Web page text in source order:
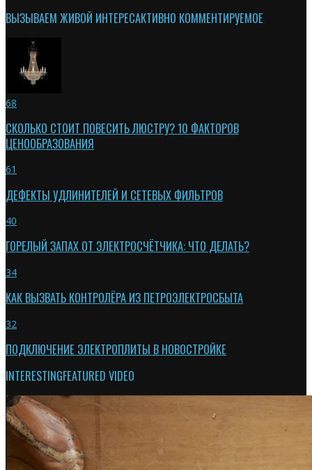
ВЫЗЫВАЕМ ЖИВОЙ ИНТЕРЕСАКТИВНО КОММЕНТИРУЕМОЕ
68
СКОЛЬКО СТОИТ ПОВЕСИТЬ ЛЮСТРУ? 10 ФАКТОРОВ
ЦЕНООБРАЗОВАНИЯ
61
ДЕФЕКТЫ УДЛИНИТЕЛЕЙ И СЕТЕВЫХ ФИЛЬТРОВ
40
ГОРЕЛЫЙ ЗАПАХ ОТ ЭЛЕКТРОСЧЁТЧИКА: ЧТО ДЕЛАТЬ?
34
КАК ВЫЗВАТЬ КОНТРОЛЁРА ИЗ ПЕТРОЭЛЕКТРОСБЫТА
32
ПОДКЛЮЧЕНИЕ ЭЛЕКТРОПЛИТЫ В НОВОСТРОЙКЕ
INTERESTINGFEATURED VIDEO